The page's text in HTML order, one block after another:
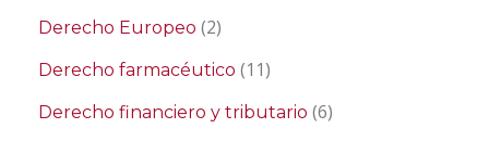
Derecho Europeo (2)
Derecho farmacéutico (11)
Derecho financiero y tributario (6)